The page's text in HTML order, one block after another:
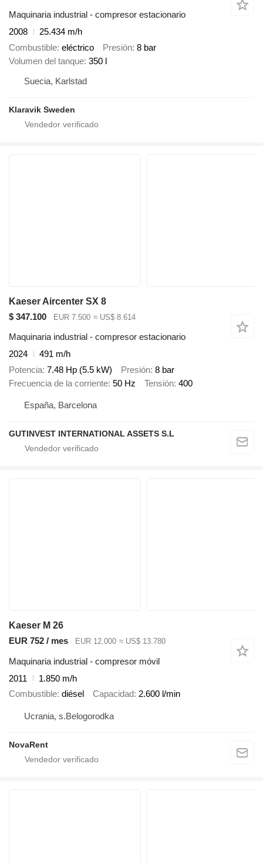
Maquinaria industrial - compresor estacionario
2008
25.434 m/h
Combustible eléctrico Presión 8 bar
Volumen del tanque 350 l
Suecia, Karlstad
Klaravik Sweden
Kaeser Aircenter SX 8
$ 347.100
EUR 7.500 ≈ US$ 8.614
Maquinaria industrial - compresor estacionario
2024
491 m/h
Potencia 7.48 Hp (5.5 kW) Presión 8 bar
Frecuencia de la corriente 50 Hz Tensión 400
España, Barcelona
GUTINVEST INTERNATIONAL ASSETS S.L
Kaeser M 26
EUR 752 / mes
EUR 12.000 ≈ US$ 13.780
Maquinaria industrial - compresor móvil
2011
1.850 m/h
Combustible diésel Capacidad 2.600 l/min
Ucrania, s.Belogorodka
NovaRent